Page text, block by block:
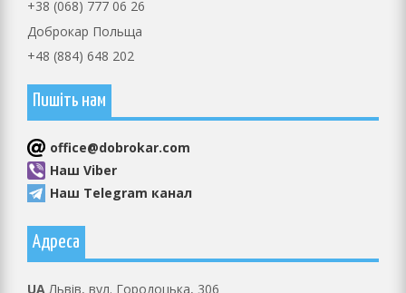
+38 (068) 777 06 26
Доброкар Польща
+48 (884) 648 202
Пишіть нам
оffice@dobrokar.com
Наш Viber
Наш Telegram канал
Адреса
UAЛьвів, вул. Городоцька, 306